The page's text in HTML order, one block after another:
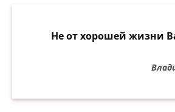
Не от хорошей жизни